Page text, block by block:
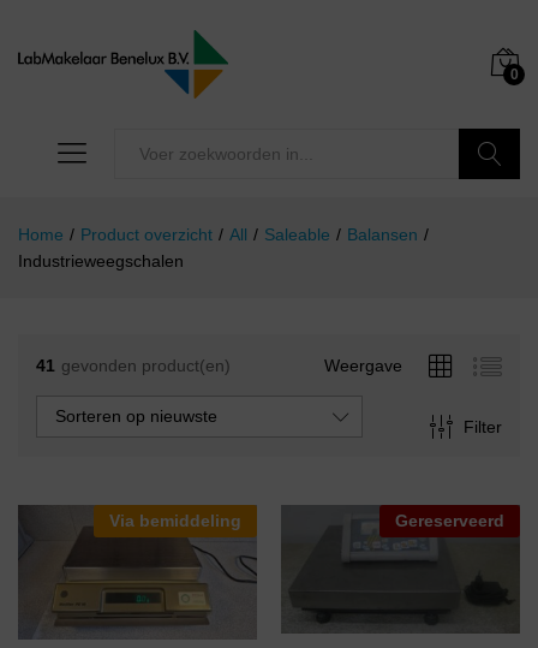
0
Home / Product overzicht / All / Saleable / Balansen /
Industrieweegschalen
41 gevonden product(en) Weergave
Filter
Sorteren op nieuwste
Via bemiddeling Gereserveerd